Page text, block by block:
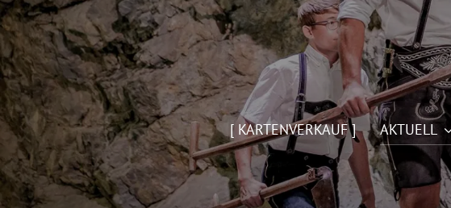
[ KARTENVERKAUF ] AKTUELL